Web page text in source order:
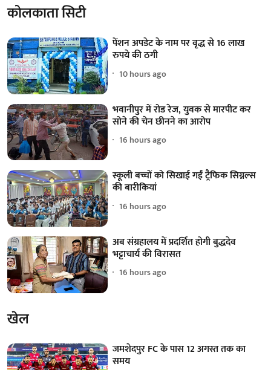
कोलकाता सिटी
पेंशन अपडेट के नाम पर वृद्ध से 16 लाख
रुपये की ठगी
10 hours ago
भवानीपुर में रोड रेज, युवक से मारपीट कर
सोने की चेन छीनने का आरोप
16 hours ago
स्कूली बच्चों को सिखाई गईं ट्रैफिक सिग्नल्स
की बारीकियां
16 hours ago
अब संग्रहालय में प्रदर्शित होगी बुद्धदेव
भट्टाचार्य की विरासत
16 hours ago
खेल
जमशेदपुर FC के पास 12 अगस्त तक का
समय